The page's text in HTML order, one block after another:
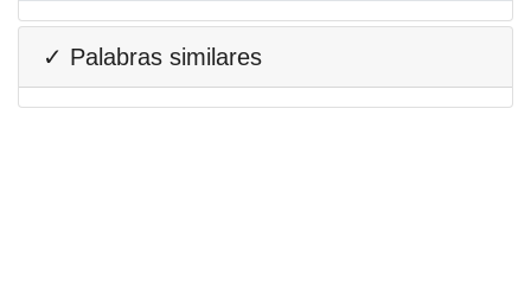
✓ Palabras similares